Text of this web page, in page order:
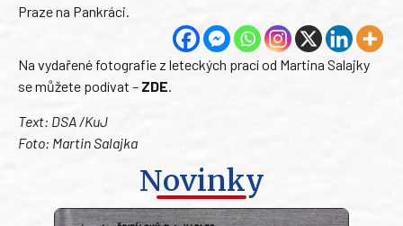
Praze na Pankráci.
Na vydařené fotografie z leteckých prací od Martina Salajky
se můžete podívat – ZDE.
Text: DSA /KuJ
Foto: Martin Salajka
Novinky